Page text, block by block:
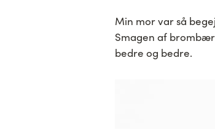
Min mor var så
Smagen af
bedre og bedre.